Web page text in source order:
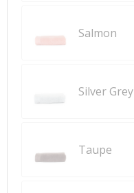
Salmon
Silver Grey
Taupe